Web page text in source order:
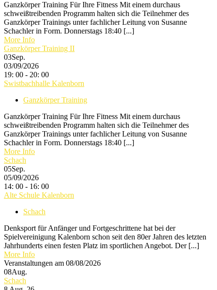
Ganzkörper Training Für Ihre Fitness Mit einem durchaus
schweißtreibenden Programm halten sich die Teilnehmer des
Ganzkörper Trainings unter fachlicher Leitung von Susanne
Schachler in Form. Donnerstags 18:40 [...]
More Info
Ganzkörper Training II
03Sep.
03/09/2026
19: 00 - 20: 00
Swistbachhalle Kalenborn
Ganzkörper Training
Ganzkörper Training Für Ihre Fitness Mit einem durchaus
schweißtreibenden Programm halten sich die Teilnehmer des
Ganzkörper Trainings unter fachlicher Leitung von Susanne
Schachler in Form. Donnerstags 18:40 [...]
More Info
Schach
05Sep.
05/09/2026
14: 00 - 16: 00
Alte Schule Kalenborn
Schach
Denksport für Anfänger und Fortgeschrittene hat bei der
Spielvereinigung Kalenborn schon seit den 80er Jahren des letzten
Jahrhunderts einen festen Platz im sportlichen Angebot. Der [...]
More Info
Veranstaltungen am 08/08/2026
08Aug.
Schach